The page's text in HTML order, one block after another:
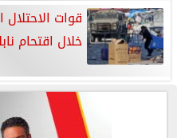
خلال اقتحام